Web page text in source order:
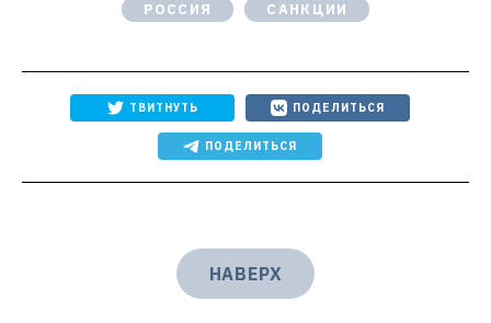
РОССИЯ САНКЦИИ
ТВИТНУТЬ ПОДЕЛИТЬСЯ
ПОДЕЛИТЬСЯ
НАВЕРХ